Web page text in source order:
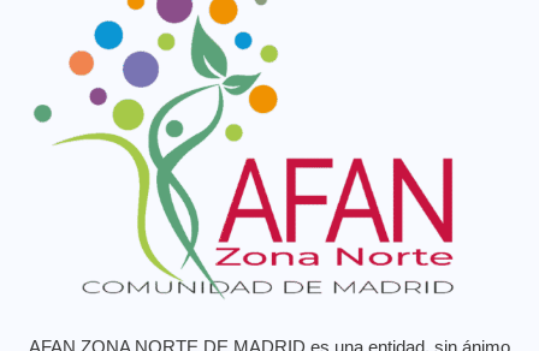
AFAN ZONA NORTE DE MADRID es una entidad, sin ánimo